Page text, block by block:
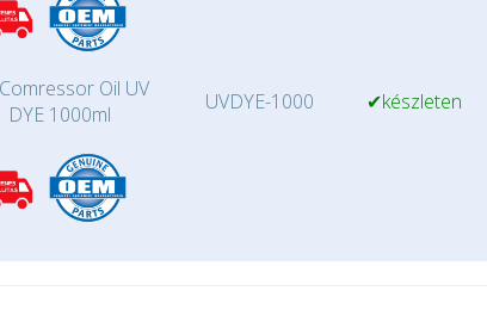
Oil UV
DYE 1000ml
UVDYE-1000 ✔készleten